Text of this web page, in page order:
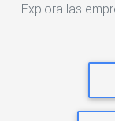
Explora las